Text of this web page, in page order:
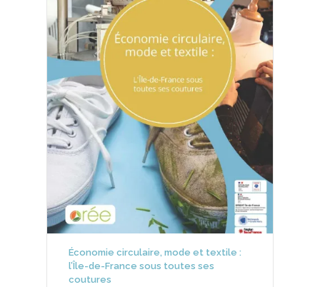
Économie circulaire, mode et textile :
l’Île-de-France sous toutes ses
coutures